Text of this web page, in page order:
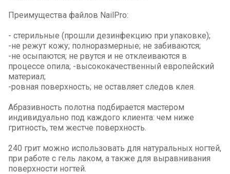
Преимущества файлов NailPro:
- стерильные (прошли дезинфекцию при упаковке);
-не режут кожу; полноразмерные; не забиваются;
-не осыпаются; не рвутся и не отклеиваются в
процессе опила; -высококачественный европейский
материал;
-ровная поверхность; не оставляет следов клея.
Абразивность полотна подбирается мастером
индивидуально под каждого клиента: чем ниже
гритность, тем жестче поверхность.
240 грит можно использовать для натуральных ногтей,
при работе с гель лаком, а также для выравнивания
поверхности ногтей.